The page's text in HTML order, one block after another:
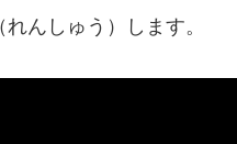
んしゅう）します。